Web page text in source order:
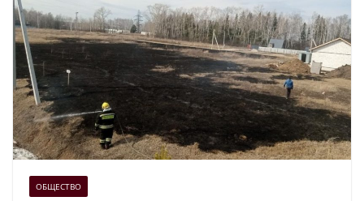
ОБЩЕСТВО